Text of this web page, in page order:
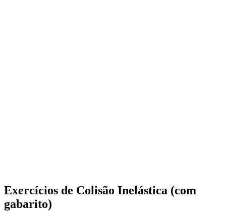
Exercícios de Colisão Inelástica (com
gabarito)